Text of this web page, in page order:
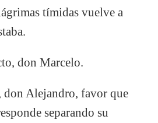
tímidas vuelve a
don Marcelo.
Alejandro, favor que
separando su